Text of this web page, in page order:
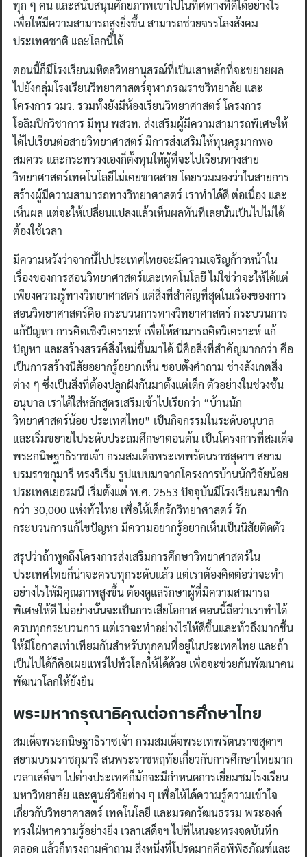
ทุก ๆ คน และสนับสนุนศักยภาพเขาไปในทิศทางที่ดีได้อย่างไร
เพื่อให้มีความสามารถสูงยิ่งขึ้น สามารถช่วยจรรโลงสังคม
ประเทศชาติ และโลกนี้ได้
ตอนนี้ก็มีโรงเรียนมหิดลวิทยานุสรณ์ที่เป็นเสาหลักที่จะขยายผล
ไปยังกลุ่มโรงเรียนวิทยาศาสตร์จุฬาภรณราชวิทยาลัย และ
โครงการ วมว. รวมทั้งยังมีห้องเรียนวิทยาศาสตร์ โครงการ
โอลิมปิกวิชาการ มีทุน พสวท. ส่งเสริมผู้มีความสามารถพิเศษให้
ได้ไปเรียนต่อสายวิทยาศาสตร์ มีการส่งเสริมให้ทุนครูมากพอ
สมควร และกระทรวงเองก็ตั้งทุนให้ผู้ที่จะไปเรียนทางสาย
วิทยาศาสตร์เทคโนโลยีไม่เคยขาดสาย โดยรวมมองว่าในสายการ
สร้างผู้มีความสามารถทางวิทยาศาสตร์ เราทำได้ดี ต่อเนื่อง และ
เห็นผล แต่จะให้เปลี่ยนแปลงแล้วเห็นผลทันทีเลยนั้นเป็นไปไม่ได้
ต้องใช้เวลา
มีความหวังว่าจากนี้ไปประเทศไทยจะมีความเจริญก้าวหน้าใน
เรื่องของการสอนวิทยาศาสตร์และเทคโนโลยี ไม่ใช่ว่าจะให้ได้แต่
เพียงความรู้ทางวิทยาศาสตร์ แต่สิ่งที่สำคัญที่สุดในเรื่องของการ
สอนวิทยาศาสตร์คือ กระบวนการทางวิทยาศาสตร์ กระบวนการ
แก้ปัญหา การคิดเชิงวิเคราะห์ เพื่อให้สามารถคิดวิเคราะห์ แก้
ปัญหา และสร้างสรรค์สิ่งใหม่ขึ้นมาได้ นี่คือสิ่งที่สำคัญมากกว่า คือ
เป็นการสร้างนิสัยอยากรู้อยากเห็น ชอบตั้งคำถาม ช่างสังเกตสิ่ง
ต่าง ๆ ซึ่งเป็นสิ่งที่ต้องปลูกฝังกันมาตั้งแต่เด็ก ตัวอย่างในช่วงชั้น
อนุบาล เราได้ใส่หลักสูตรเสริมเข้าไปเรียกว่า “บ้านนัก
วิทยาศาสตร์น้อย ประเทศไทย” เป็นกิจกรรมในระดับอนุบาล
และเริ่มขยายไประดับประถมศึกษาตอนต้น เป็นโครงการที่สมเด็จ
พระกนิษฐาธิราชเจ้า กรมสมเด็จพระเทพรัตนราชสุดาฯ สยาม
บรมราชกุมารี ทรงริเริ่ม รูปแบบมาจากโครงการบ้านนักวิจัยน้อย
ประเทศเยอรมนี เริ่มตั้งแต่ พ.ศ. 2553 ปัจจุบันมีโรงเรียนสมาชิก
กว่า 30,000 แห่งทั่วไทย เพื่อให้เด็กรักวิทยาศาสตร์ รัก
กระบวนการแก้ไขปัญหา มีความอยากรู้อยากเห็นเป็นนิสัยติดตัว
สรุปว่าถ้าพูดถึงโครงการส่งเสริมการศึกษาวิทยาศาสตร์ใน
ประเทศไทยก็น่าจะครบทุกระดับแล้ว แต่เราต้องคิดต่อว่าจะทำ
อย่างไรให้มีคุณภาพสูงขึ้น ต้องดูแลรักษาผู้ที่มีความสามารถ
พิเศษให้ดี ไม่อย่างนั้นจะเป็นการเสียโอกาส ตอนนี้ถือว่าเราทำได้
ครบทุกกระบวนการ แต่เราจะทำอย่างไรให้ดีขึ้นและทั่วถึงมากขึ้น
ให้มีโอกาสเท่าเทียมกันสำหรับทุกคนที่อยู่ในประเทศไทย และถ้า
เป็นไปได้ก็คือเผยแพร่ไปทั่วโลกให้ได้ด้วย เพื่อจะช่วยกันพัฒนาคน
พัฒนาโลกให้ยั่งยืน
พระมหากรุณาธิคุณต่อการศึกษาไทย
สมเด็จพระกนิษฐาธิราชเจ้า กรมสมเด็จพระเทพรัตนราชสุดาฯ
สยามบรมราชกุมารี สนพระราชหฤทัยเกี่ยวกับการศึกษาไทยมาก
เวลาเสด็จฯ ไปต่างประเทศก็มักจะมีกำหนดการเยี่ยมชมโรงเรียน
มหาวิทยาลัย และศูนย์วิจัยต่าง ๆ เพื่อให้ได้ความรู้ความเข้าใจ
เกี่ยวกับวิทยาศาสตร์ เทคโนโลยี และมรดกวัฒนธรรม พระองค์
ทรงใฝ่หาความรู้อย่างยิ่ง เวลาเสด็จฯ ไปที่ไหนจะทรงจดบันทึก
ตลอด แล้วก็ทรงถามคำถาม สิ่งหนึ่งที่โปรดมากคือพิพิธภัณฑ์และ